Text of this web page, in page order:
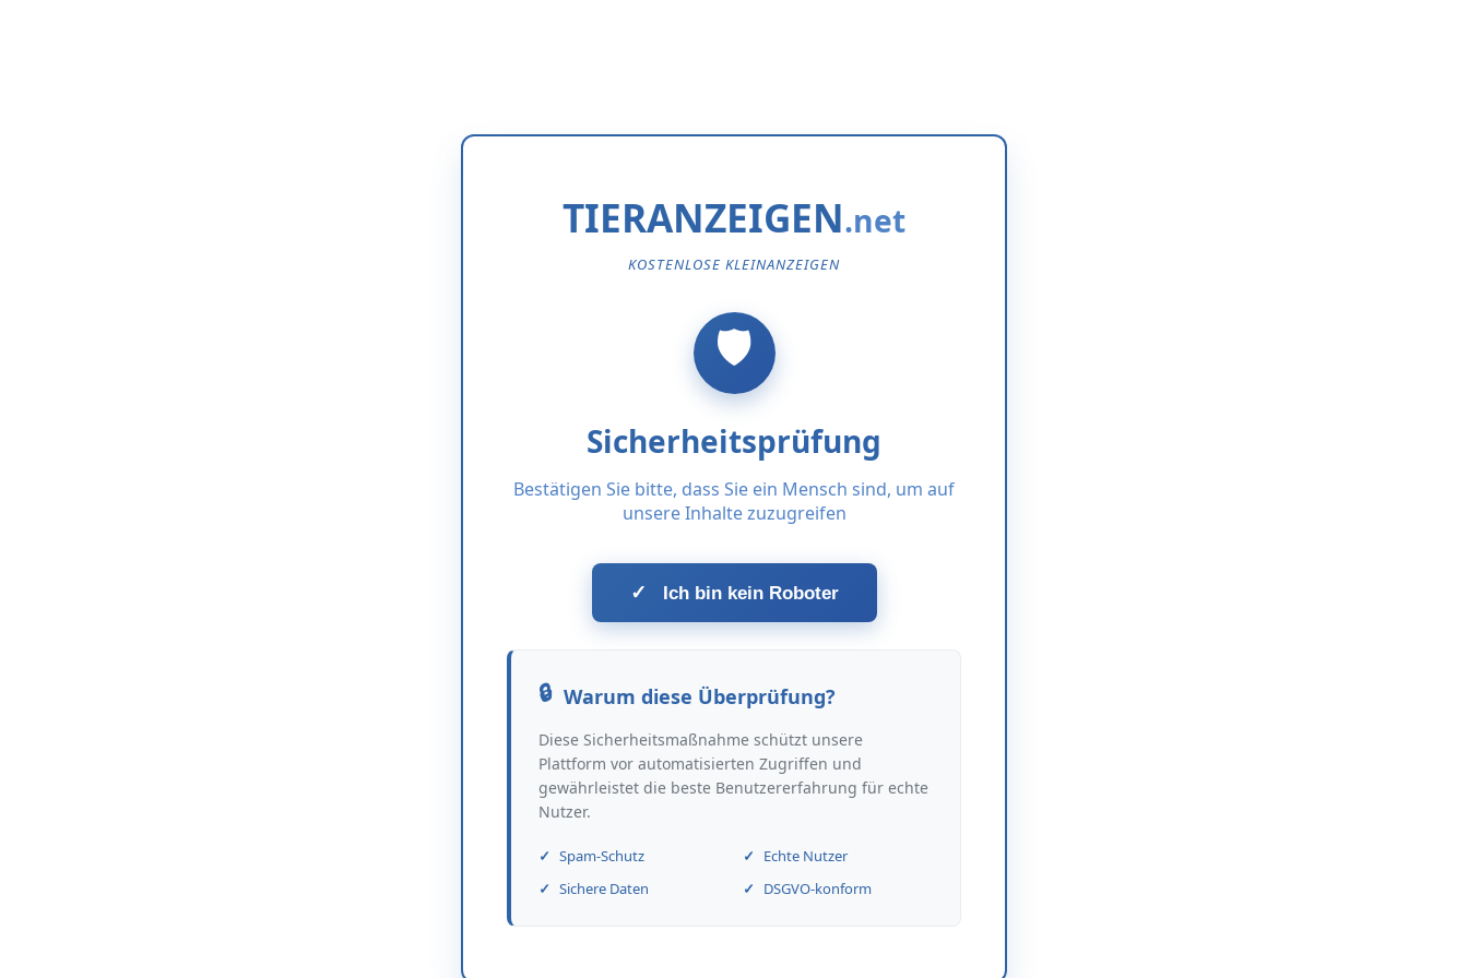
TIERANZEIGEN
KOSTENLOSE KLEINANZEIGEN
Sicherheitsprüfung
Bestätigen Sie bitte, dass Sie ein Mensch sind, um auf
unsere Inhalte zuzugreifen
✓ Ich bin kein Roboter
Warum diese Überprüfung?
Diese Sicherheitsmaßnahme schützt unsere
Plattform vor automatisierten Zugriffen und
gewährleistet die beste Benutzererfahrung für echte
Nutzer.
Spam-Schutz
Echte Nutzer
Sichere Daten
DSGVO-konform